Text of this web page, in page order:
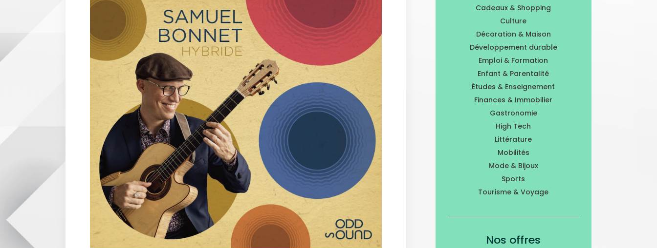
Cadeaux & Shopping
Culture
Décoration & Maison
Développement durable
Emploi & Formation
Enfant & Parentalité
Études & Enseignement
Finances & Immobilier
Gastronomie
High Tech
Littérature
Mobilités
Mode & Bijoux
Sports
Tourisme & Voyage
Nos offres